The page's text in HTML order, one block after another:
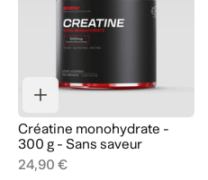
Créatine monohydrate -
300 g - Sans saveur
24,90 €